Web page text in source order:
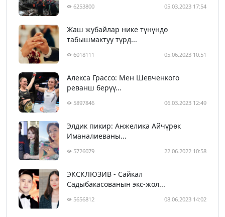
6253800 05.03.2023 17:54
Жаш жубайлар нике түнүндө
табышмактуу түрд...
6018111 05.06.2023 10:51
Алекса Грассо: Мен Шевченкого
реванш берүү...
5897846 06.03.2023 12:49
Элдик пикир: Анжелика Айчүрөк
Иманалиеваны...
5726079 22.06.2022 10:58
ЭКСКЛЮЗИВ - Сайкал
Садыбакасованын экс-жол...
5656812 08.06.2023 14:02